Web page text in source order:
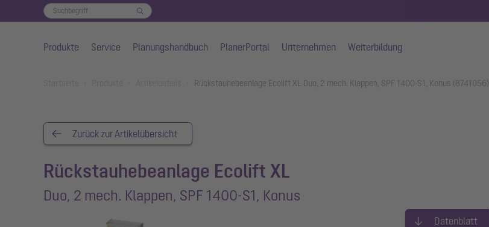
Produkte Service Planungshandbuch PlanerPortal Unternehmen Weiterbildung
Rückstauhebeanlage Ecolift XL Duo, 2 mech. Klappen, SPF 1400-S1, Konus (8741056)
Zurück zur Artikelübersicht
Rückstauhebeanlage Ecolift XL
Duo, 2 mech. Klappen, SPF 1400-S1, Konus
Datenblatt